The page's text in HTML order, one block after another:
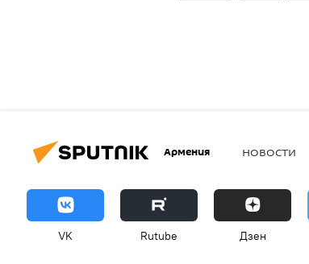
Армения НОВОСТИ
VK Rutube Дзен